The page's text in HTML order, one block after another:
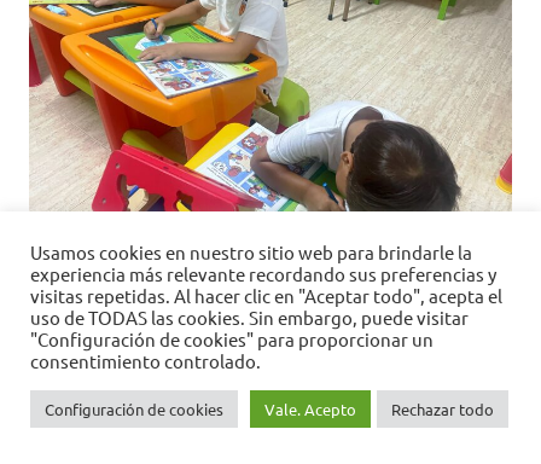
esperanzadevida 19 06 2022 a 21
Usamos cookies en nuestro sitio web para brindarle la
experiencia más relevante recordando sus preferencias y
visitas repetidas. Al hacer clic en "Aceptar todo", acepta el
uso de TODAS las cookies. Sin embargo, puede visitar
"Configuración de cookies" para proporcionar un
consentimiento controlado.
Configuración de cookies Vale. Acepto Rechazar todo